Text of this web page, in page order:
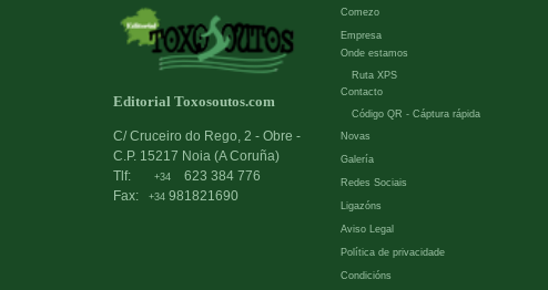
Editorial Toxosoutos.com
C/ Cruceiro do Rego, 2 - Obre -
C.P. 15217 Noia (A Coruña)
Tlf:
+34
623 384 776
Fax:
+34 981821690
Comezo
Empresa
Onde estamos
Ruta XPS
Contacto
Código QR - Cáptura rápida
Novas
Galería
Redes Sociais
Ligazóns
Aviso Legal
Política de privacidade
Condicións